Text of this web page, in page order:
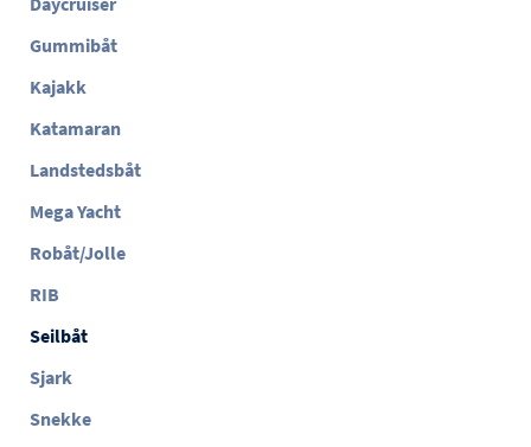
Gummibåt
Kajakk
Katamaran
Landstedsbåt
Mega Yacht
Robåt/Jolle
RIB
Seilbåt
Sjark
Snekke